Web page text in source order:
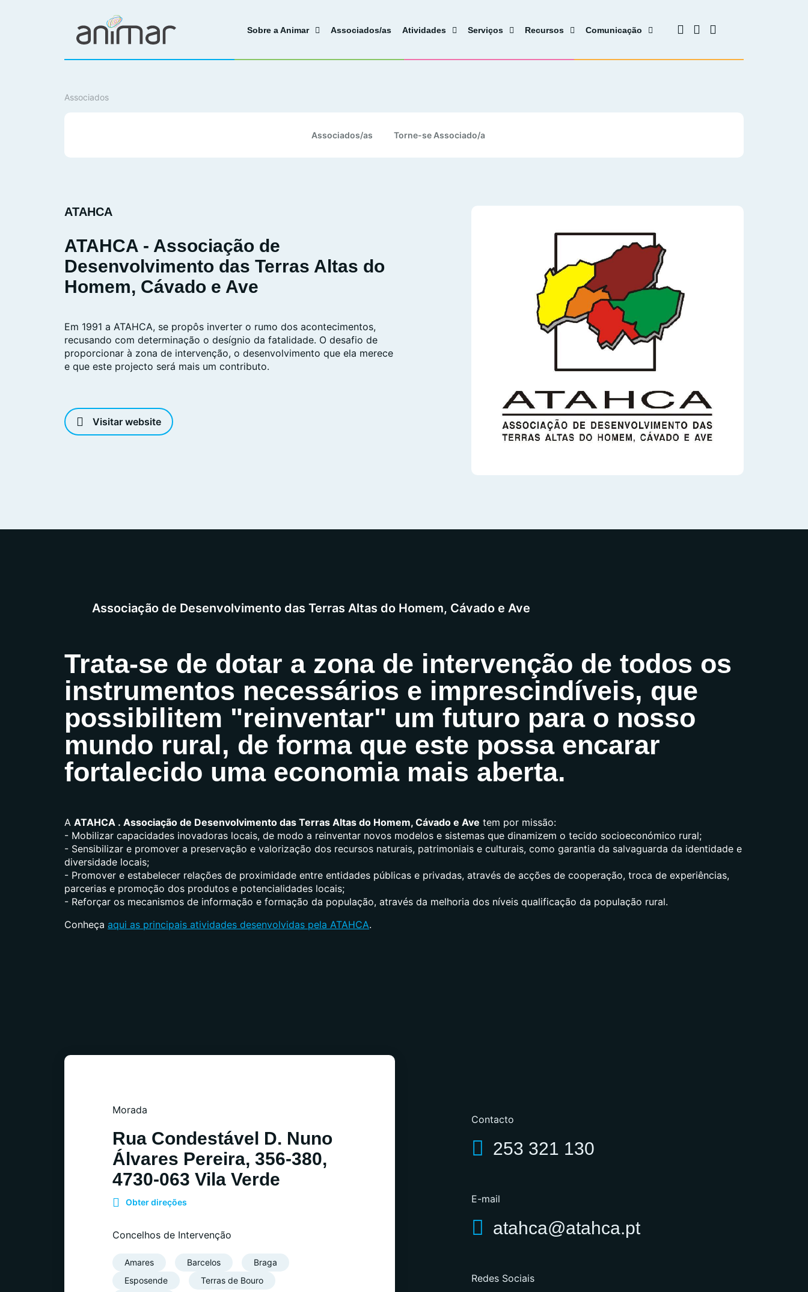
Sobre a Animar Associados/as Atividades Serviços Recursos Comunicação
Associados
Associados/as Torne-se Associado/a
ATAHCA
ATAHCA - Associação de
Desenvolvimento das Terras Altas do
Homem, Cávado e Ave
Em 1991 a ATAHCA, se propôs inverter o rumo dos acontecimentos,
recusando com determinação o desígnio da fatalidade. O desafio de
proporcionar à zona de intervenção, o desenvolvimento que ela merece
e que este projecto será mais um contributo.
Visitar website
Associação de Desenvolvimento das Terras Altas do Homem, Cávado e Ave
Trata-se de dotar a zona de intervenção de todos os
instrumentos necessários e imprescindíveis, que
possibilitem "reinventar" um futuro para o nosso
mundo rural, de forma que este possa encarar
fortalecido uma economia mais aberta.
A ATAHCA . Associação de Desenvolvimento das Terras Altas do Homem, Cávado e Ave tem por missão:
- Mobilizar capacidades inovadoras locais, de modo a reinventar novos modelos e sistemas que dinamizem o tecido socioeconómico rural;
- Sensibilizar e promover a preservação e valorização dos recursos naturais, patrimoniais e culturais, como garantia da salvaguarda da identidade e
diversidade locais;
- Promover e estabelecer relações de proximidade entre entidades públicas e privadas, através de acções de cooperação, troca de experiências,
parcerias e promoção dos produtos e potencialidades locais;
- Reforçar os mecanismos de informação e formação da população, através da melhoria dos níveis qualificação da população rural.
Conheça aqui as principais atividades desenvolvidas pela ATAHCA.
Morada
Rua Condestável D. Nuno
Álvares Pereira, 356-380,
4730-063 Vila Verde
Obter direções
Concelhos de Intervenção
Amares Barcelos
Braga
Esposende
Terras de Bouro
Contacto
253 321 130
E-mail
atahca@atahca.pt
Redes Sociais